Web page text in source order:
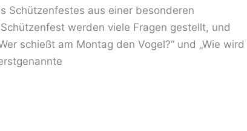
Schützenfestes aus einer besonderen
werden viele Fragen gestellt, und
schießt am Montag den Vogel?“ und „Wie wird